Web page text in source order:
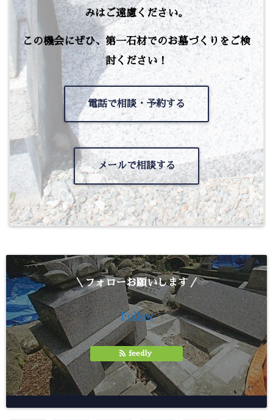
みはご遠慮ください。
この機会にぜひ、第一石材でのお墓づくりをご検
討ください！
電話で相談・予約する
メールで相談する
＼フォローお願いします／
Follow
feedly